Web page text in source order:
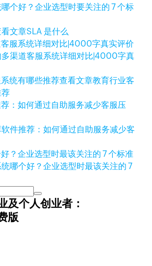
个好？企业选型时要关注的 7 个标
文章SLA 是什么
多渠道客服系统详细对比|4000字真
查看文章教育行业客
件推荐：如何通过自助服务减少客
哪个好？企业选型时最该关注的 7
及个人创业者：
版